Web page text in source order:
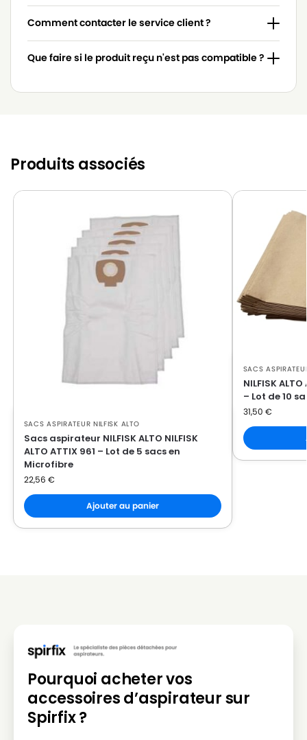
Comment contacter le service client ?
Que faire si le produit reçu n'est pas compatible ?
Produits associés
SACS ASPIRATEUR NILFISK ALTO
Sacs aspirateur NILFISK ALTO NILFISK
ALTO ATTIX 961 – Lot de 5 sacs en
Microfibre
22,56 €
Ajouter au panier
SACS
NILFISK
– Lot de 10
31,50 €
Pourquoi acheter vos
accessoires d’aspirateur sur
Spirfix ?